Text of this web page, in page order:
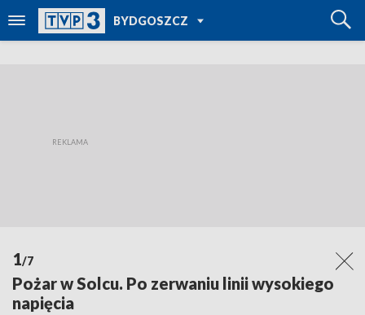
BYDGOSZCZ
TVP REGIONY
1/7
Pożar w Solcu. Po zerwaniu linii wysokiego
napięcia